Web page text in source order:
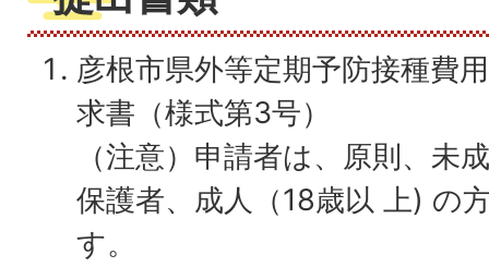
彦根市県外等定期予防接種費
求書（様式第3号）
（注意）申請者は、原則、未
保護者、成人（18歳以 上) の
す。